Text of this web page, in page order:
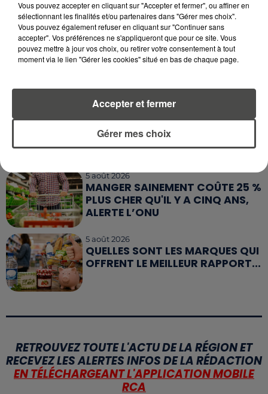
ROUTES : LE GRAND OUEST SE
PRÉPARE À UN...
6 août 2026
MÉGOTS ET FEUX DE FORÊT : LES
TAXÉS...
6 août 2026
CANICULE : POURQUOI LES
BOUTEILLES D'EAU
DISPARAISSENT DES RAYONS...
5 août 2026
MANGER SAINEMENT COÛTE 25 %
PLUS CHER QU'IL Y A CINQ ANS,
ALERTE L’ONU
5 août 2026
QUELLES SONT LES MARQUES QUI
OFFRENT LE MEILLEUR RAPPORT...
RETROUVEZ TOUTE L'ACTU DE LA RÉGION ET
RECEVEZ LES ALERTES INFOS DE LA RÉDACTION
EN TÉLÉCHARGEANT L'APPLICATION MOBILE
RCA
Vous pouvez accepter en cliquant sur "Accepter et fermer", ou affiner en
sélectionnant les finalités et/ou partenaires dans "Gérer mes choix".
Vous pouvez également refuser en cliquant sur "Continuer sans
accepter". Vos préférences ne s'appliqueront que pour ce site. Vous
pouvez mettre à jour vos choix, ou retirer votre consentement à tout
moment via le lien "Gérer les cookies" situé en bas de chaque page.
Gérer mes choix
Accepter et fermer